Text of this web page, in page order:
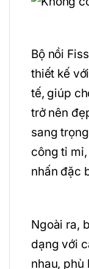
Bộ nồi
thiết kế
tế, giúp
trở nên
sang
công tỉ
nhấn đặc
Ngoài ra,
dạng với
nhau, phù